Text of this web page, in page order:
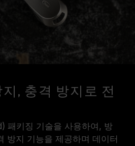
, 충격 방지로 전
패키징 기술을 사용하여, 방
방지 기능을 제공하며 데이터